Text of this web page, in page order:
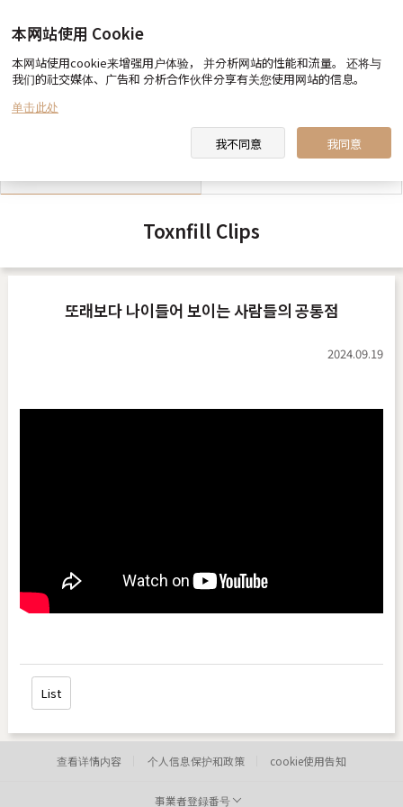
toxnfill 美容医院 向您约定 医生&职员 介绍
合作酒店指南
Toxnfill Clips
또래보다 나이들어 보이는 사람들의 공통점
2024.09.19
List
查看详情内容 个人信息保护和政策 cookie使用告知
事業者登録番号
本网站使用 Cookie
本网站使用cookie来增强用户体验， 并分析网站的性能和流量。 还将与
我们的社交媒体、广告和 分析合作伙伴分享有关您使用网站的信息。
单击此处
我不同意 我同意